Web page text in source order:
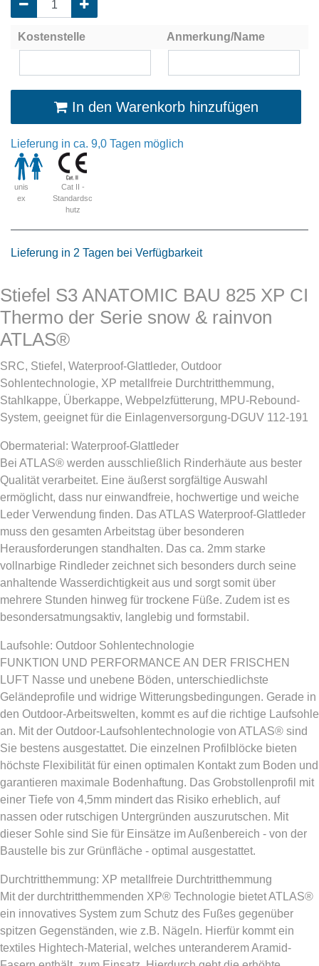
Kostenstelle Anmerkung/Name
In den Warenkorb hinzufügen
Lieferung in ca. 9,0 Tagen möglich
unis
ex
Cat II -
Standardsc
hutz
Lieferung in 2 Tagen bei Verfügbarkeit
Stiefel S3 ANATOMIC BAU 825 XP CI
Thermo der Serie snow & rainvon
ATLAS®
SRC, Stiefel, Waterproof-Glattleder, Outdoor
Sohlentechnologie, XP metallfreie Durchtritthemmung,
Stahlkappe, Überkappe, Webpelzfütterung, MPU-Rebound-
System, geeignet für die Einlagenversorgung-DGUV 112-191
Obermaterial: Waterproof-Glattleder
Bei ATLAS® werden ausschließlich Rinderhäute aus bester
Qualität verarbeitet. Eine äußerst sorgfältige Auswahl
ermöglicht, dass nur einwandfreie, hochwertige und weiche
Leder Verwendung finden. Das ATLAS Waterproof-Glattleder
muss den gesamten Arbeitstag über besonderen
Herausforderungen standhalten. Das ca. 2mm starke
vollnarbige Rindleder zeichnet sich besonders durch seine
anhaltende Wasserdichtigkeit aus und sorgt somit über
mehrere Stunden hinweg für trockene Füße. Zudem ist es
besondersatmungsaktiv, langlebig und formstabil.
Laufsohle: Outdoor Sohlentechnologie
FUNKTION UND PERFORMANCE AN DER FRISCHEN
LUFT Nasse und unebene Böden, unterschiedlichste
Geländeprofile und widrige Witterungsbedingungen. Gerade in
den Outdoor-Arbeitswelten, kommt es auf die richtige Laufsohle
an. Mit der Outdoor-Laufsohlentechnologie von ATLAS® sind
Sie bestens ausgestattet. Die einzelnen Profilblöcke bieten
höchste Flexibilität für einen optimalen Kontakt zum Boden und
garantieren maximale Bodenhaftung. Das Grobstollenprofil mit
einer Tiefe von 4,5mm mindert das Risiko erheblich, auf
nassen oder rutschigen Untergründen auszurutschen. Mit
dieser Sohle sind Sie für Einsätze im Außenbereich - von der
Baustelle bis zur Grünfläche - optimal ausgestattet.
Durchtritthemmung: XP metallfreie Durchtritthemmung
Mit der durchtritthemmenden XP® Technologie bietet ATLAS®
ein innovatives System zum Schutz des Fußes gegenüber
spitzen Gegenständen, wie z.B. Nägeln. Hierfür kommt ein
textiles Hightech-Material, welches unteranderem Aramid-